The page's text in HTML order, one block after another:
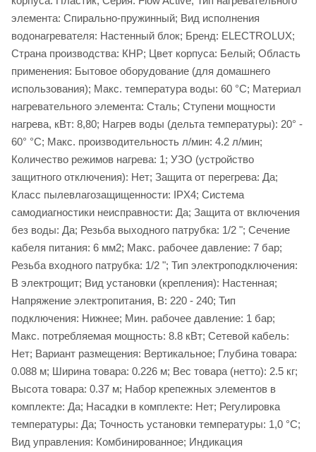
элемента: Спирально-пружинный; Вид исполнения
водонагревателя: Настенный блок; Бренд: ELECTROLUX;
Страна производства: КНР; Цвет корпуса: Белый; Область
применения: Бытовое оборудование (для домашнего
использования); Макс. температура воды: 60 °С; Материал
нагревательного элемента: Сталь; Ступени мощности
нагрева, кВт: 8,80; Нагрев воды (дельта температуры): 20° -
60° °С; Макс. производительность л/мин: 4.2 л/мин;
Количество режимов нагрева: 1; УЗО (устройство
защитного отключения): Нет; Защита от перегрева: Да;
Класс пылевлагозащищенности: IPX4; Система
самодиагностики неисправности: Да; Защита от включения
без воды: Да; Резьба выходного патрубка: 1/2 "; Сечение
кабеля питания: 6 мм2; Макс. рабочее давление: 7 бар;
Резьба входного патрубка: 1/2 "; Тип электроподключения:
В электрощит; Вид установки (крепления): Настенная;
Напряжение электропитания, В: 220 - 240; Тип
подключения: Нижнее; Мин. рабочее давление: 1 бар;
Макс. потребляемая мощность: 8.8 кВт; Сетевой кабель:
Нет; Вариант размещения: Вертикальное; Глубина товара:
0.088 м; Ширина товара: 0.226 м; Вес товара (нетто): 2.5 кг;
Высота товара: 0.37 м; Набор крепежных элементов в
комплекте: Да; Насадки в комплекте: Нет; Регулировка
температуры: Да; Точность установки температуры: 1,0 °С;
Вид управления: Комбинированное; Индикация